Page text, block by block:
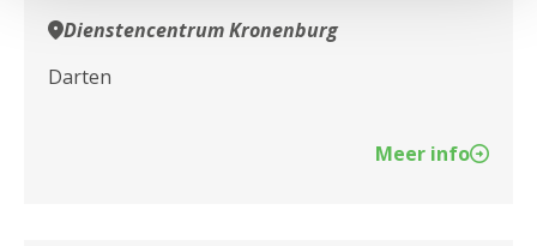
Dienstencentrum Kronenburg
Darten
Meer info